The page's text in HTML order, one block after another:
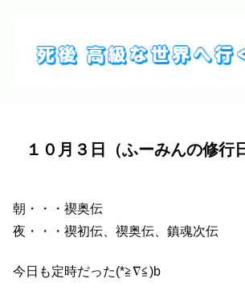
１０月３日（ふーみんの修行
朝・・・禊奥伝
夜・・・禊初伝、禊奥伝、鎮魂次伝
今日も定時だった(*≧∇≦)b